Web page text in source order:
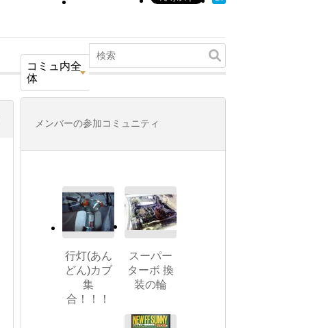
コミュ内全
体
メンバーの参加コミュニティ
行灯(あん
どん)カブ
集
合！！！
スーパー
ターボ 換
装の輪